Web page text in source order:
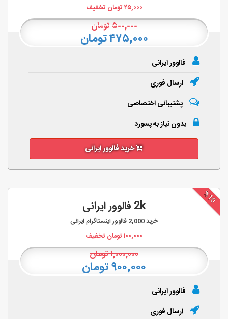
۲۵,۰۰۰تومان تخفیف
۵۰۰,۰۰۰تومان
۴۷۵,۰۰۰ تومان
فالوور ایرانی
ارسال فوری
پشتیبانی اختصاصی
بدون نیاز به پسورد
خرید فالوور ایرانی
%10
2k فالوور ایرانی
خرید2,000 فالوور اینستاگرام ایرانی
۱۰۰,۰۰۰تومان تخفیف
۱,۰۰۰,۰۰۰تومان
۹۰۰,۰۰۰ تومان
فالوور ایرانی
ارسال فوری